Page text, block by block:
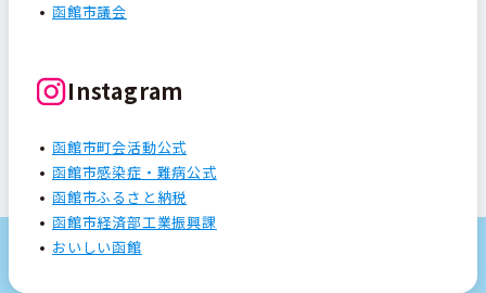
函館市議会
Instagram
函館市町会活動公式
函館市感染症・難病公式
函館市ふるさと納税
函館市経済部工業振興課
おいしい函館